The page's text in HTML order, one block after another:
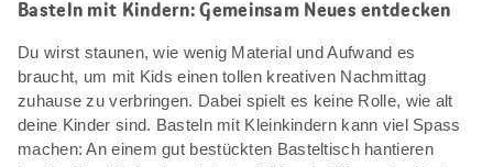
Basteln mit Kindern: Gemeinsam Neues entdecken
Du wirst staunen, wie wenig Material und Aufwand es
braucht, um mit Kids einen tollen kreativen Nachmittag
zuhause zu verbringen. Dabei spielt es keine Rolle, wie alt
deine Kinder sind. Basteln mit Kleinkindern kann viel Spass
machen: An einem gut bestückten Basteltisch hantieren